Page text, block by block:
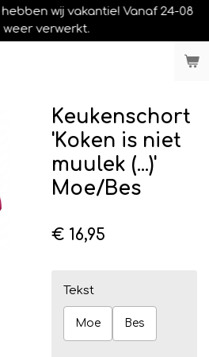
wij vakantie! Vanaf 24-08
verwerkt.
Keukenschort
'Koken is niet
muulek (...)'
Moe/Bes
€ 16,95
Tekst
Moe Bes